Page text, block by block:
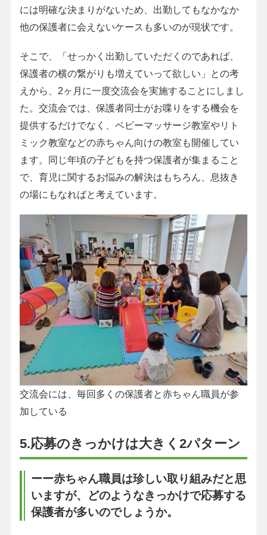
には明確な決まりがないため、出勤してもなかなか
他の保護者に会えないケースも多いのが現状です。
そこで、「せっかく出勤していただくのであれば、
保護者の横の繋がりも増えていって欲しい」との考
えから、2ヶ月に一度交流会を実施することにしまし
た。交流会では、保護者同士がお喋りをする機会を
提供するだけでなく、ベビーマッサージ教室やリト
ミック教室などの赤ちゃん向けの教室も開催してい
ます。同じ年頃の子どもを持つ保護者が集まること
で、育児に関するお悩みの解決はもちろん、息抜き
の場にもなればと考えています。
交流会には、毎回多くの保護者と赤ちゃん職員が参
加している
5.応募のきっかけは大きく2パターン
ーー赤ちゃん職員は珍しい取り組みだと思
いますが、どのようなきっかけで応募する
保護者が多いのでしょうか。